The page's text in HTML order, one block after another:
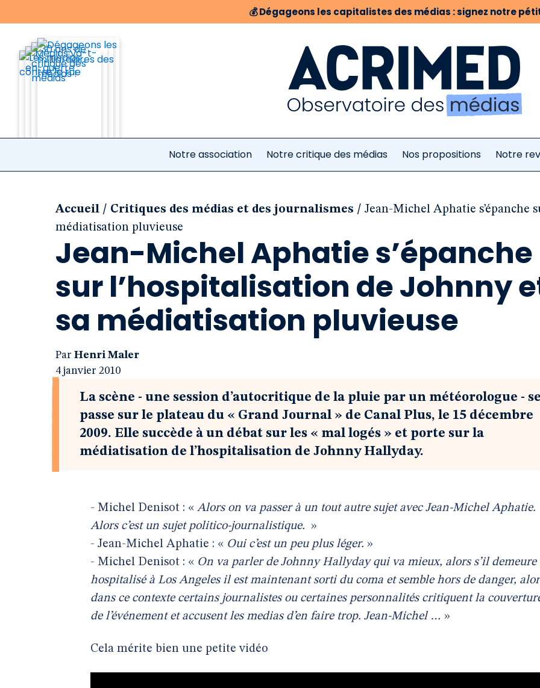
💰Dégageons les capitalistes des médias : signez notre
Notre association Notre critique des médias Nos propositions Notre
Accueil / Critiques des médias et des journalismes / Jean-Michel Aphatie s’épanche
médiatisation pluvieuse
Jean-Michel Aphatie s’épanche
sur l’hospitalisation de Johnny
sa médiatisation pluvieuse
Par Henri Maler
4 janvier 2010
La scène - une session d’autocritique de la pluie par un météorologue -
passe sur le plateau du « Grand Journal » de Canal Plus, le 15 décembre
2009. Elle succède à un débat sur les « mal logés » et porte sur la
médiatisation de l’hospitalisation de Johnny Hallyday.
- Michel Denisot : « Alors on va passer à un tout autre sujet avec Jean-Michel Aphatie.
Alors c’est un sujet politico-journalistique. »
- Jean-Michel Aphatie : « Oui c’est un peu plus léger. »
- Michel Denisot : « On va parler de Johnny Hallyday qui va mieux, alors s’il demeure
hospitalisé à Los Angeles il est maintenant sorti du coma et semble hors de danger,
dans ce contexte certains journalistes ou certaines personnalités critiquent la
de l’événement et accusent les medias d’en faire trop. Jean-Michel … »
Cela mérite bien une petite vidéo